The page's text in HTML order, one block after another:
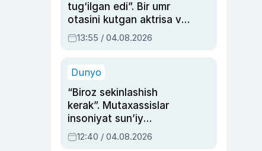
tug‘ilgan edi”. Bir umr
otasini kutgan aktrisa va
dublyaj ustasi Rimma
Ahmedovaning
13:55 / 04.08.2026
Dunyo
“Biroz sekinlashish
kerak”. Mutaxassislar
insoniyat sun’iy
intellektni boshqara
olmay qolishidan xavotir
12:40 / 04.08.2026